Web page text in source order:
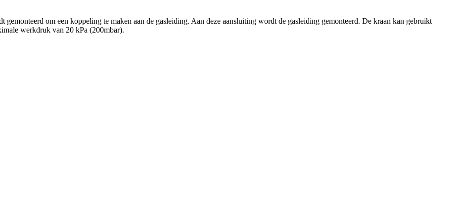
om een koppeling te maken aan de gasleiding. Aan deze aansluiting wordt de gasleiding gemonteerd. De kraan kan gebruikt
werkdruk van 20 kPa (200mbar).